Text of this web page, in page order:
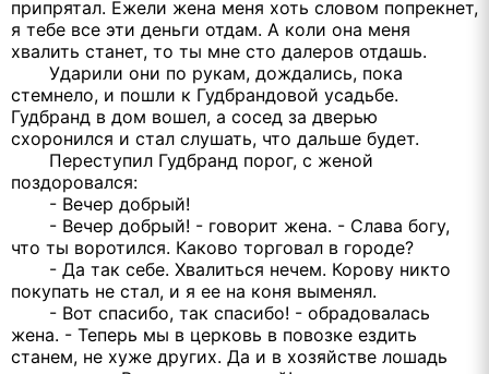
припрятал. Ежели жена меня хоть словом попрекнет,
я тебе все эти деньги отдам. А коли она меня
хвалить станет, то ты мне сто далеров отдашь.
Ударили они по рукам, дождались, пока
стемнело, и пошли к Гудбрандовой усадьбе.
Гудбранд в дом вошел, а сосед за дверью
схоронился и стал слушать, что дальше будет.
Переступил Гудбранд порог, с женой
поздоровался:
- Вечер добрый!
- Вечер добрый! - говорит жена. - Слава богу,
что ты воротился. Каково торговал в городе?
- Да так себе. Хвалиться нечем. Корову никто
покупать не стал, и я ее на коня выменял.
- Вот спасибо, так спасибо! - обрадовалась
жена. - Теперь мы в церковь в повозке ездить
станем, не хуже других. Да и в хозяйстве лошадь